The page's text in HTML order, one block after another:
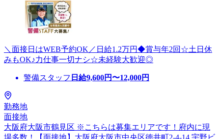
＼面接日はWEB予約OK／日給1.2万円◆賞与年2回☆土日休
みもOK♪力仕事一切ナシ☆未経験大歓迎◎
警備スタッフ 日給9,600円〜12,000円
勤務地
面接地
大阪府大阪市鶴見区 ※こちらは募集エリアです！府内に現
場多数！【面接地】大阪府大阪市中央区徳井町2-4-14 宇野ビ